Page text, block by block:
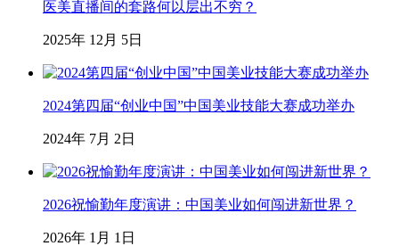
医美直播间的套路何以层出不穷？
2025年 12月 5日
2024第四届“创业中国”中国美业技能大赛成功举办
2024年 7月 2日
2026祝愉勤年度演讲：中国美业如何闯进新世界？
2026年 1月 1日